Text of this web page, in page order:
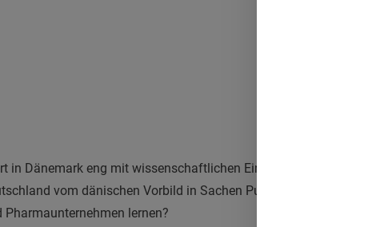
in Dänemark eng mit wissenschaftlichen Einrichtungen bei der
vom dänischen Vorbild in Sachen Public Private
lernen?